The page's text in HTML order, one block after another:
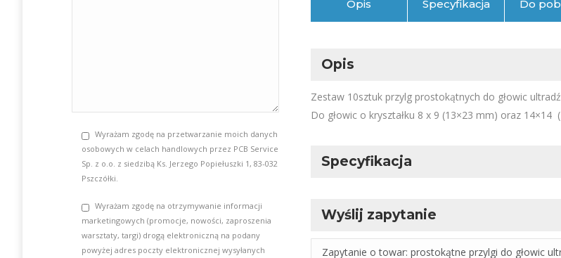
Opis Specyfikacja Do
Opis
Zestaw 10sztuk przylg prostokątnych do głowic
Do głowic o kryształku 8 x 9 (13×23 mm) oraz 14×14
Specyfikacja
Wyślij zapytanie
Wyrażam zgodę na przetwarzanie moich danych
osobowych w celach handlowych przez PCB Service
Sp. z o.o. z siedzibą Ks. Jerzego Popiełuszki 1, 83-032
Pszczółki.
Wyrażam zgodę na otrzymywanie informacji
marketingowych (promocje, nowości, zaproszenia
warsztaty, targi) drogą elektroniczną na podany
powyżej adres poczty elektronicznej wysyłanych